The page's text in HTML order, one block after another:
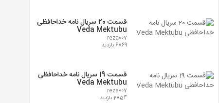
قسمت 20 سریال نامه خداحافظی
Veda Mektubu
reza007
6869 بازدید
قسمت 19 سریال نامه خداحافظی
Veda Mektubu
reza007
2854 بازدید